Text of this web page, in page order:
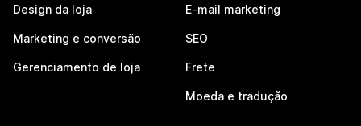
Design da loja
Marketing e conversão
Gerenciamento de loja
E-mail marketing
SEO
Frete
Moeda e tradução